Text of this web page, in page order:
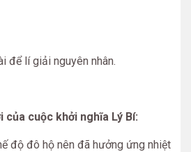
để lí giải nguyên nhân.
của cuộc khởi nghĩa Lý Bí:
độ đô hộ nên đã hưởng ứng nhiệt